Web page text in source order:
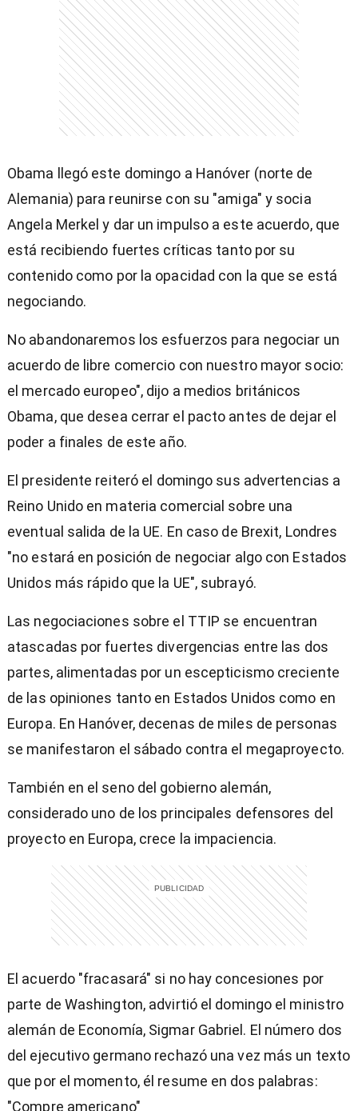
Obama llegó este domingo a Hanóver (norte de
Alemania) para reunirse con su "amiga" y socia
Angela Merkel y dar un impulso a este acuerdo, que
está recibiendo fuertes críticas tanto por su
contenido como por la opacidad con la que se está
negociando.
No abandonaremos los esfuerzos para negociar un
acuerdo de libre comercio con nuestro mayor socio:
el mercado europeo", dijo a medios británicos
Obama, que desea cerrar el pacto antes de dejar el
poder a finales de este año.
El presidente reiteró el domingo sus advertencias a
Reino Unido en materia comercial sobre una
eventual salida de la UE. En caso de Brexit, Londres
"no estará en posición de negociar algo con Estados
Unidos más rápido que la UE", subrayó.
Las negociaciones sobre el TTIP se encuentran
atascadas por fuertes divergencias entre las dos
partes, alimentadas por un escepticismo creciente
de las opiniones tanto en Estados Unidos como en
Europa. En Hanóver, decenas de miles de personas
se manifestaron el sábado contra el megaproyecto.
También en el seno del gobierno alemán,
considerado uno de los principales defensores del
proyecto en Europa, crece la impaciencia.
El acuerdo "fracasará" si no hay concesiones por
parte de Washington, advirtió el domingo el ministro
alemán de Economía, Sigmar Gabriel. El número dos
del ejecutivo germano rechazó una vez más un texto
que por el momento, él resume en dos palabras:
"Compre americano"